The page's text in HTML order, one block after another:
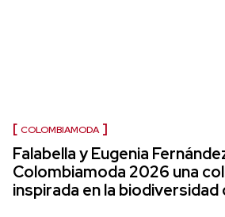
COLOMBIAMODA
Falabella y Eugenia
Colombiamoda 2026 una
inspirada en la biodiversidad